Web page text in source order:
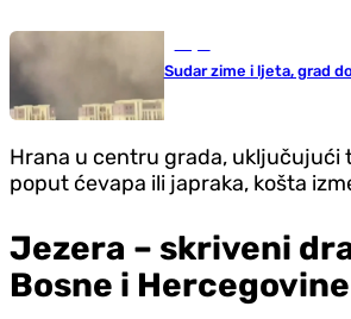
Sudar zime i ljeta, grad
Hrana u centru grada, uključujući
poput ćevapa ili japraka, košta
Jezera – skriveni
Bosne i Hercegovine